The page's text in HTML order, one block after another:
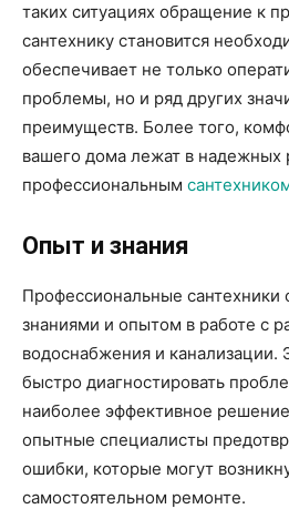
таких ситуациях обращение к
сантехнику становится
обеспечивает не только
проблемы, но и ряд других
преимуществ. Более того,
вашего дома лежат в надежных
профессиональным
Опыт и знания
Профессиональные
знаниями и опытом в работе с
водоснабжения и канализации.
быстро диагностировать
наиболее эффективное
опытные специалисты
ошибки, которые могут
самостоятельном ремонте.